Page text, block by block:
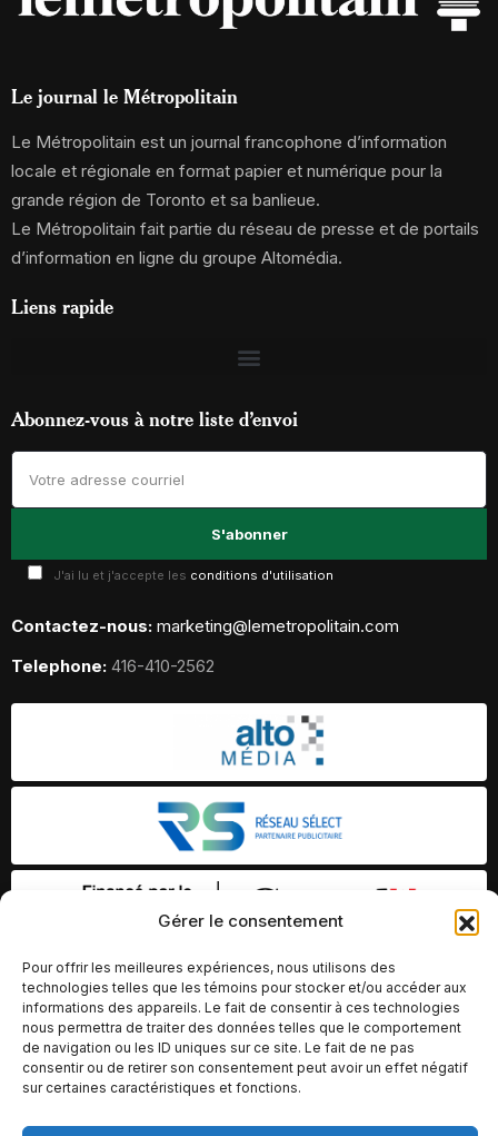
Gérer le consentement
Pour offrir les meilleures expériences, nous utilisons des
technologies telles que les témoins pour stocker et/ou accéder aux
informations des appareils. Le fait de consentir à ces technologies
nous permettra de traiter des données telles que le comportement
de navigation ou les ID uniques sur ce site. Le fait de ne pas
consentir ou de retirer son consentement peut avoir un effet négatif
sur certaines caractéristiques et fonctions.
Le journal le Métropolitain
Le Métropolitain est un journal francophone d’information
locale et régionale en format papier et numérique pour la
grande région de Toronto et sa banlieue.
Le Métropolitain fait partie du réseau de presse et de portails
d’information en ligne du groupe Altomédia.
Liens rapide
Abonnez-vous à notre liste d’envoi
J'ai lu et j'accepte les conditions d'utilisation
Contactez-nous: marketing@lemetropolitain.com
Telephone: 416-410-2562